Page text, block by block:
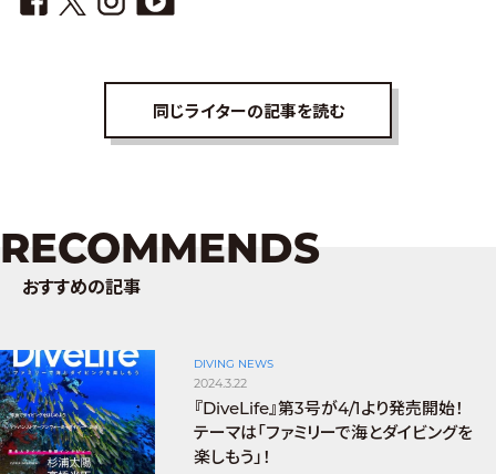
同じライターの記事を読む
RECOMMENDS
おすすめの記事
DIVING NEWS
2024.3.22
『DiveLife』第3号が4/1より発売開始！
テーマは「ファミリーで海とダイビングを
楽しもう」！